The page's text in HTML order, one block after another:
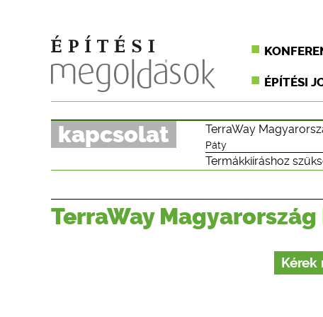
ÉPÍTÉSI
kapcsolat TerraWay
Páty
Termákkiíráshoz
TerraWay
Kérek